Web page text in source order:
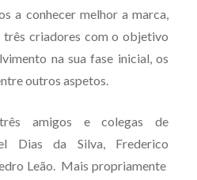
a conhecer melhor a marca,
criadores com o objetivo
na sua fase inicial, os
outros aspetos.
amigos e colegas de
Dias da Silva, Frederico
Leão. Mais propriamente